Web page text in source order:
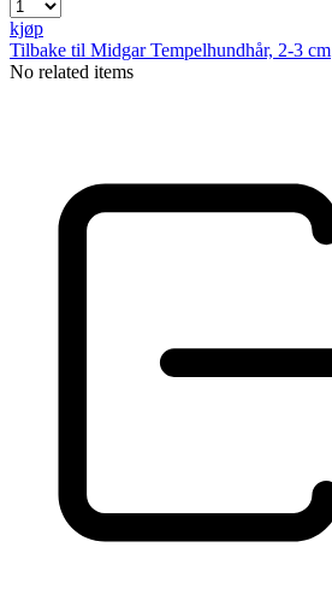
kjøp
Tilbake til Midgar Tempelhundhår, 2-3 cm
No related items